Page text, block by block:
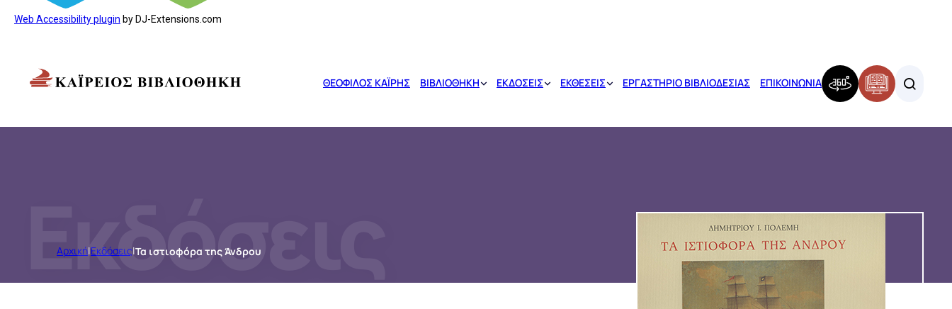
Web Accessibility plugin by DJ-Extensions.com
ΘΕΟΦΙΛΟΣ ΚΑΪΡΗΣ ΒΙΒΛΙΟΘΗΚΗ ΕΚΔΟΣΕΙΣ ΕΚΘΕΣΕΙΣ ΕΡΓΑΣΤΗΡΙΟ ΒΙΒΛΙΟΔΕΣΙΑΣ ΕΠΙΚΟΙΝΩΝΙΑ
Εκδόσεις
Αρχική|Εκδόσεις|Τα ιστιοφόρα της Άνδρου